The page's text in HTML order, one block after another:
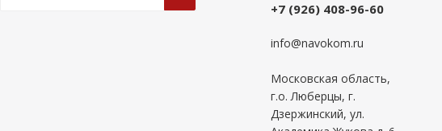
+7 (926) 408-96-60
info@navokom.ru
Московская область,
г.о. Люберцы, г.
Дзержинский, ул.